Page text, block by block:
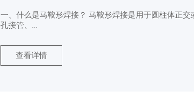
一、什么是马鞍形焊接？ 马鞍形焊接是用于圆柱体正
孔接管、...
查看详情